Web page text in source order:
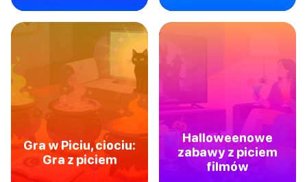
Gra w Piciu, ciociu:
Gra z piciem
Halloweenowe
zabawy z piciem
filmów